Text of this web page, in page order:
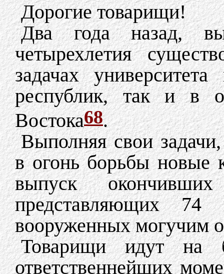
Дорогие товарищи!
Два года назад,
четырехлетия
задачах
республик, так и в
Востока68.
Выполняя свои
в огонь борьбы новые
выпуск окончивших
представляющих 74
вооруженных могучим
Товарищи идут на
ответственнейших